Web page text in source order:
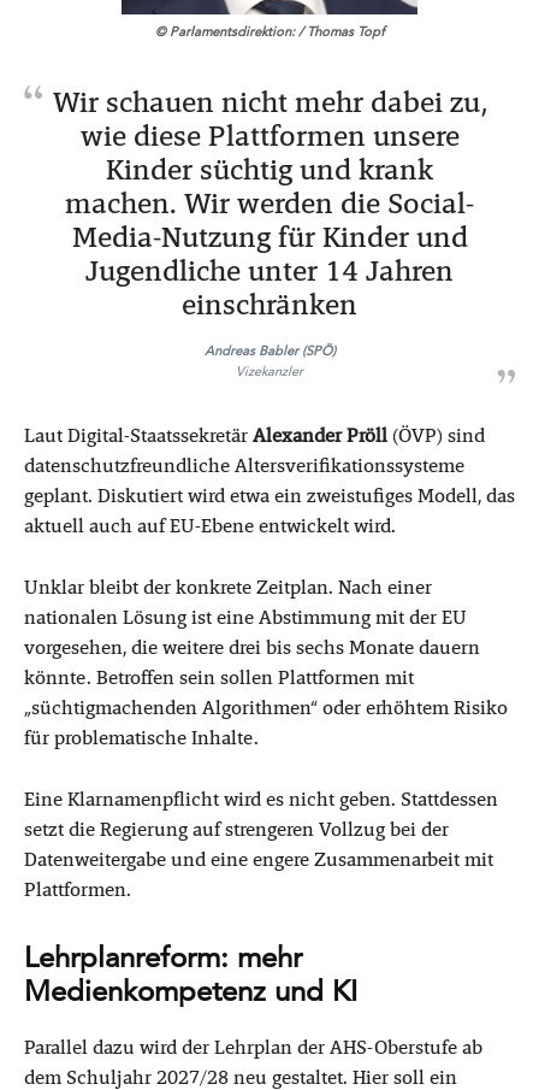
© Parlamentsdirektion: / Thomas Topf
Wir schauen nicht mehr dabei zu,
wie diese Plattformen unsere
Kinder süchtig und krank
machen. Wir werden die Social-
Media-Nutzung für Kinder und
Jugendliche unter 14 Jahren
einschränken
Andreas Babler (SPÖ)
Vizekanzler
Laut Digital-StaatssekretärAlexander Pröll (ÖVP) sind
datenschutzfreundliche Altersverifikationssysteme
geplant. Diskutiert wird etwa ein zweistufiges Modell, das
aktuell auch auf EU-Ebene entwickelt wird.
Unklar bleibt der konkrete Zeitplan. Nach einer
nationalen Lösung ist eine Abstimmung mit der EU
vorgesehen, die weitere drei bis sechs Monate dauern
könnte. Betroffen sein sollen Plattformen mit
„süchtigmachenden Algorithmen“ oder erhöhtem Risiko
für problematische Inhalte.
Eine Klarnamenpflicht wird es nicht geben. Stattdessen
setzt die Regierung auf strengeren Vollzug bei der
Datenweitergabe und eine engere Zusammenarbeit mit
Plattformen.
Lehrplanreform: mehr
Medienkompetenz und KI
Parallel dazu wird der Lehrplan der AHS-Oberstufe ab
dem Schuljahr 2027/28 neu gestaltet. Hier soll ein